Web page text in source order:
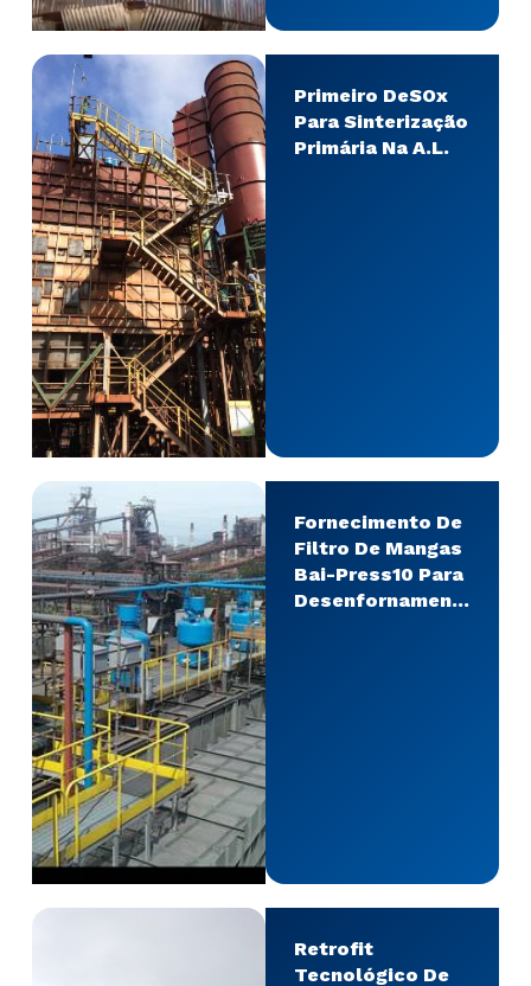
Primeiro DeSOx
Para Sinterização
Primária Na A.L.
Fornecimento De
Filtro De Mangas
Bai-Press10 Para
Desenfornamento
Retrofit
Tecnológico De